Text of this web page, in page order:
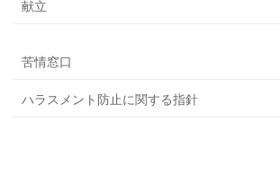
献立
苦情窓口
ハラスメント防止に関する指針